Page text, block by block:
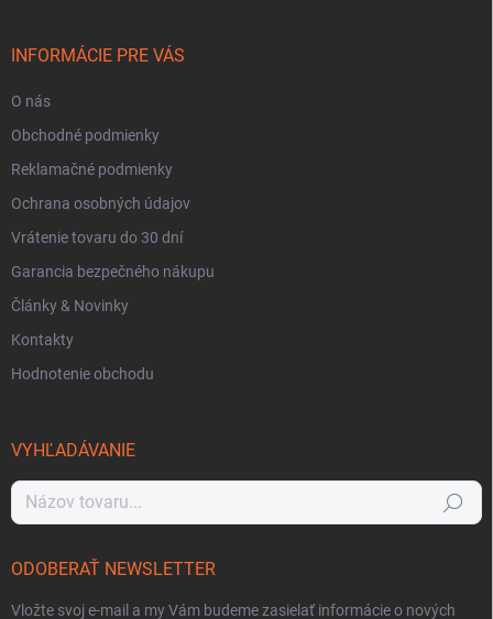
INFORMÁCIE PRE VÁS
O nás
Obchodné podmienky
Reklamačné podmienky
Ochrana osobných údajov
Vrátenie tovaru do 30 dní
Garancia bezpečného nákupu
Články & Novinky
Kontakty
Hodnotenie obchodu
VYHĽADÁVANIE
Hľadať
ODOBERAŤ NEWSLETTER
Vložte svoj e-mail a my Vám budeme zasielať informácie o nových